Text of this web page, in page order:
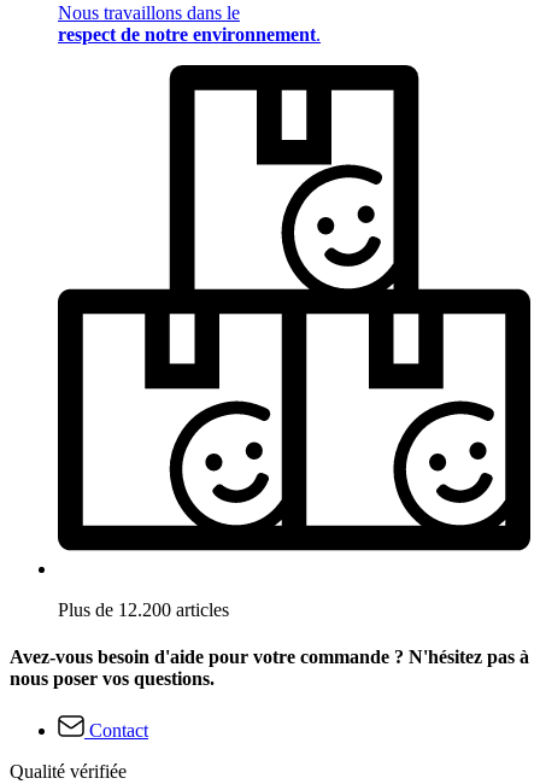
Nous travaillons dans le
respect de notre environnement.
Plus de 12.200 articles
Avez-vous besoin d'aide pour votre commande ? N'hésitez pas à
nous poser vos questions.
Contact
Qualité vérifiée